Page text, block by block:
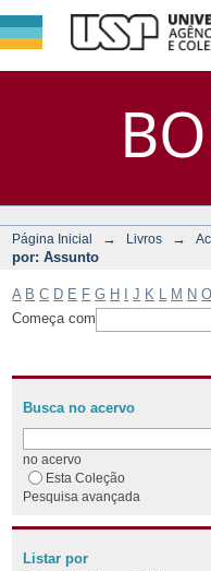
DSpace/
Página Inicial → Livros →
por: Assunto
A B C D E F G H J K M N O
Começa com
Busca no acervo
no acervo
Esta Coleção
Pesquisa avançada
Listar por